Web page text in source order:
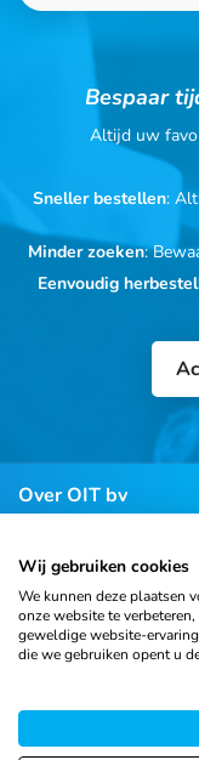
Bespaar
Altijd uw
Sneller bestellen:
Minder zoeken:
Eenvoudig
Over OIT bv
Klantenservice
Contact
& Trading B.V.
Wij gebruiken cookies
We kunnen deze plaatsen
onze website te
geweldige website-
die we gebruiken opent u